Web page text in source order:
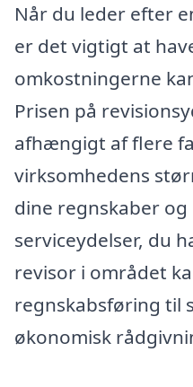
Når du leder efter
er det vigtigt at
omkostningerne
Prisen på
afhængigt af flere
virksomhedens
dine regnskaber og
serviceydelser, du
revisor i området
regnskabsføring til
økonomisk